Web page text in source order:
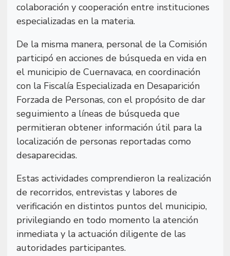
colaboración y cooperación entre instituciones
especializadas en la materia.
De la misma manera, personal de la Comisión
participó en acciones de búsqueda en vida en
el municipio de Cuernavaca, en coordinación
con la Fiscalía Especializada en Desaparición
Forzada de Personas, con el propósito de dar
seguimiento a líneas de búsqueda que
permitieran obtener información útil para la
localización de personas reportadas como
desaparecidas.
Estas actividades comprendieron la realización
de recorridos, entrevistas y labores de
verificación en distintos puntos del municipio,
privilegiando en todo momento la atención
inmediata y la actuación diligente de las
autoridades participantes.